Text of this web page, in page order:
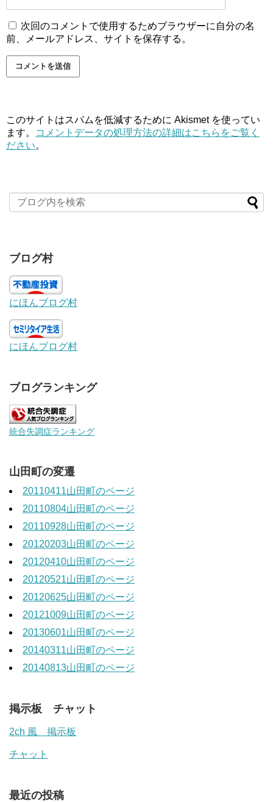
次回のコメントで使用するためブラウザーに自分の名
前、メールアドレス、サイトを保存する。
このサイトはスパムを低減するために Akismet を使ってい
ます。
コメントデータの処理方法の詳細はこちらをご覧く
ださい。
ブログ村
にほんブログ村
にほんブログ村
ブログランキング
統合失調症ランキング
山田町の変遷
20110411山田町のページ
20110804山田町のページ
20110928山田町のページ
20120203山田町のページ
20120410山田町のページ
20120521山田町のページ
20120625山田町のページ
20121009山田町のページ
20130601山田町のページ
20140311山田町のページ
20140813山田町のページ
掲示板 チャット
2ch 風 掲示板
チャット
最近の投稿